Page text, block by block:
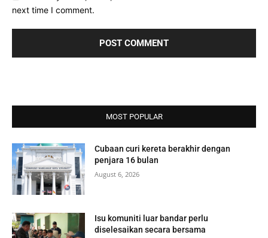
next time I comment.
MOST POPULAR
Cubaan curi kereta berakhir dengan
penjara 16 bulan
August 6, 2026
Isu komuniti luar bandar perlu
diselesaikan secara bersama